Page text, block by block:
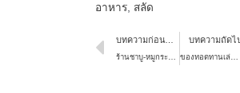
อาหาร, สลัด
บทความก่อนหน้า
ร้านชาบู-หมูกระทะช่วงเทศกาลวันหยุดยาว เตรียมตัวอย่างไร ให้โกยกำไร
บทความถัดไป
ของทอดทานเล่น ทำไมถึงเมนูขายดีตัวเพิ่มกำไรที่ทุกร้านควรมี